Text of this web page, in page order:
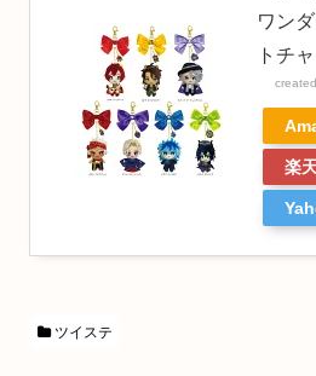
ワン
トチ
楽
ツイステ